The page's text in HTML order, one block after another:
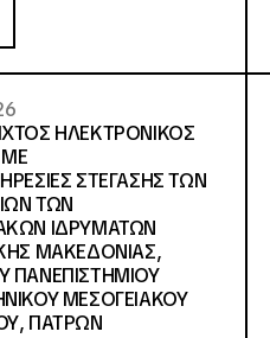
ΗΛΕΚΤΡΟΝΙΚΟΣ
ΜΕ
ΣΤΕΓΑΣΗΣ ΤΩΝ
ΤΩΝ
ΙΔΡΥΜΑΤΩΝ
ΜΑΚΕΔΟΝΙΑΣ,
ΠΑΝΕΠΙΣΤΗΜΙΟΥ
ΜΕΣΟΓΕΙΑΚΟΥ
ΠΑΤΡΩΝ